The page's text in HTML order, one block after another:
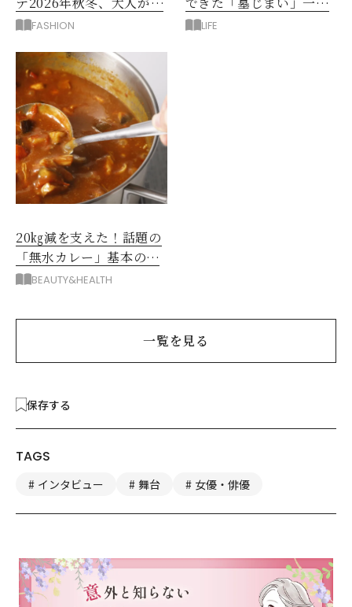
たい新作服は？
FASHION
後悔したのは、ある順
LIFE
20㎏減を支えた！話題の
「無水カレー」基本の作
り方とおすすめルウ6選
BEAUTY&HEALTH
一覧を見る
保存する
TAGS
インタビュー 舞台 女優・俳優